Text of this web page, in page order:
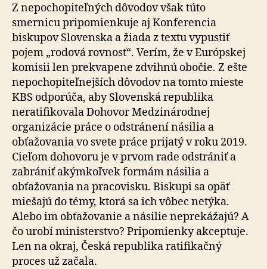
Z nepochopiteľných dôvodov však túto
smernicu pripomienkuje aj Konferencia
biskupov Slovenska a žiada z textu vypustiť
pojem „rodová rovnosť“. Verím, že v Európskej
komisii len prekvapene zdvihnú obočie. Z ešte
nepochopiteľnejších dôvodov na tomto mieste
KBS odporúča, aby Slovenská republika
neratifikovala Dohovor Medzinárodnej
organizácie práce o odstránení násilia a
obťažovania vo svete práce prijatý v roku 2019.
Cieľom dohovoru je v prvom rade odstrániť a
zabrániť akýmkoľvek formám násilia a
obťažovania na pracovisku. Biskupi sa opäť
miešajú do témy, ktorá sa ich vôbec netýka.
Alebo im obťažovanie a násilie neprekážajú? A
čo urobí ministerstvo? Pripomienky akceptuje.
Len na okraj, Česká republika ratifikačný
proces už začala.